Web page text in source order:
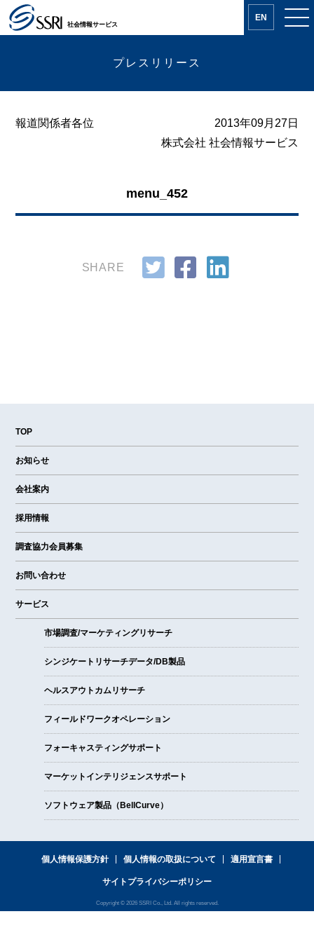
社会情報サービス
EN
プレスリリース
報道関係者各位
2013年09月27日
株式会社 社会情報サービス
menu_452
SHARE
TOP
お知らせ
会社案内
採用情報
調査協力会員募集
お問い合わせ
サービス
市場調査/マーケティングリサーチ
シンジケートリサーチデータ/DB製品
ヘルスアウトカムリサーチ
フィールドワークオペレーション
フォーキャスティングサポート
マーケットインテリジェンスサポート
ソフトウェア製品（BellCurve）
個人情報保護方針 個人情報の取扱について 適用宣言書
サイトプライバシーポリシー
Copyright © 2026 SSRI Co., Ltd. All rights reserved.